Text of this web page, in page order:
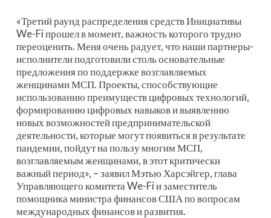
«Третий раунд распределения средств Инициативы
We-Fi прошел в момент, важность которого трудно
переоценить. Меня очень радует, что наши партнеры-
исполнители подготовили столь основательные
предложения по поддержке возглавляемых
женщинами МСП. Проекты, способствующие
использованию преимуществ цифровых технологий,
формированию цифровых навыков и выявлению
новых возможностей предпринимательской
деятельности, которые могут появиться в результате
пандемии, пойдут на пользу многим МСП,
возглавляемым женщинами, в этот критически
важный период», – заявил Мэтью Харсэйгер, глава
Управляющего комитета We-Fi и заместитель
помощника министра финансов США по вопросам
международных финансов и развития.